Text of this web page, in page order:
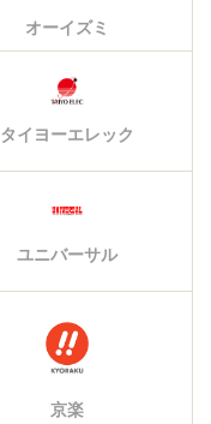
オーイズミ
タイヨーエレック
ユニバーサル
京楽